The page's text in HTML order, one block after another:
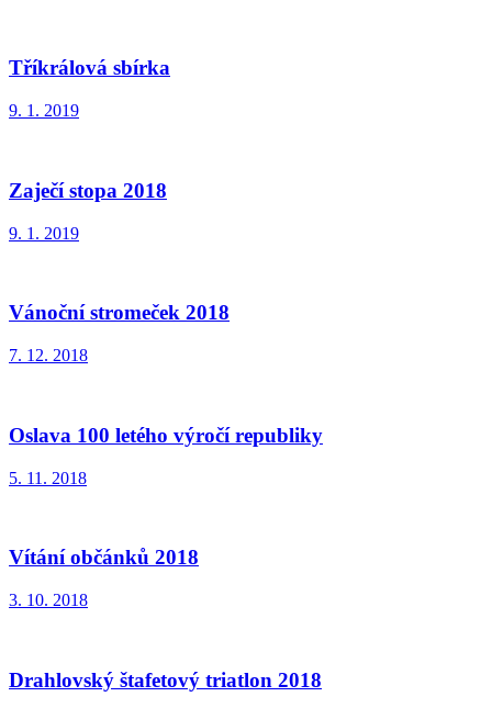
Tříkrálová sbírka
9. 1. 2019
Zaječí stopa 2018
9. 1. 2019
Vánoční stromeček 2018
7. 12. 2018
Oslava 100 letého výročí republiky
5. 11. 2018
Vítání občánků 2018
3. 10. 2018
Drahlovský štafetový triatlon 2018